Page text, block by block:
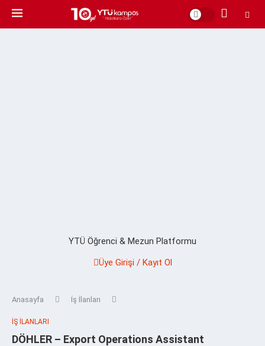
YTÜ Öğrenci & Mezun Platformu
Üye Girişi / Kayıt Ol
Anasayfa İş İlanları
İŞ İLANLARI
DÖHLER – Export Operations Assistant